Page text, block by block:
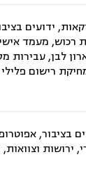
ידועים
רכוש, מעמד
לבן, עבירות
רישום
ירושות